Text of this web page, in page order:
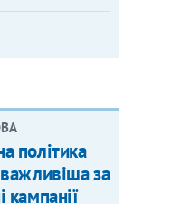
політика
за
кампанії